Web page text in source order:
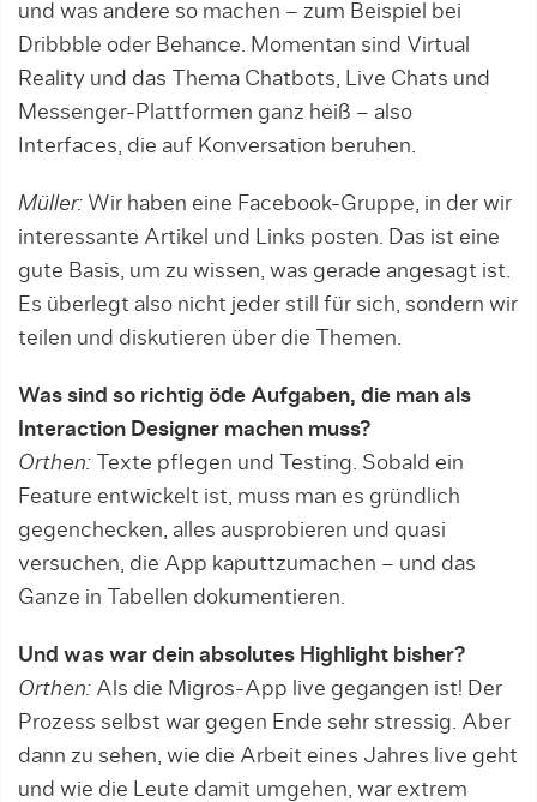
und was andere so machen – zum Beispiel bei
Dribbble oder Behance. Momentan sind Virtual
Reality und das The­ma Chatbots, Live Chats und
Messenger-Plattformen ganz heiß – also
Interfaces, die auf Konversation beruhen.
Müller: Wir haben eine Facebook-Gruppe, in der wir
interessante Artikel und Links posten. Das ist eine
gute Basis, um zu wissen, was gerade angesagt ist.
Es überlegt also nicht jeder still für sich, sondern wir
teilen und diskutieren über die Themen.
Was sind so richtig öde Aufgaben, die man als
Interaction Designer machen muss?
Orthen: Texte pflegen und Testing. Sobald ein
Feature entwickelt ist, muss man es gründlich
gegenchecken, alles ausprobieren und quasi
versuchen, die App kaputtzumachen – und das
Ganze in Tabellen do­kumentieren.
Und was war dein absolutes Highlight bisher?
Orthen: Als die Migros-App live gegangen ist! Der
Prozess selbst war gegen Ende sehr stressig. Aber
dann zu sehen, wie die Arbeit eines Jahres live geht
und wie die Leute damit umgehen, war extrem